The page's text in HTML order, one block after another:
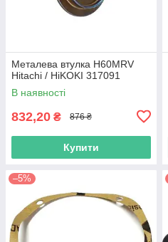
Металева втулка H60MRV
Hitachi / HiKOKI 317091
В наявності
832,20 ₴ 876 ₴
Купити
–5%